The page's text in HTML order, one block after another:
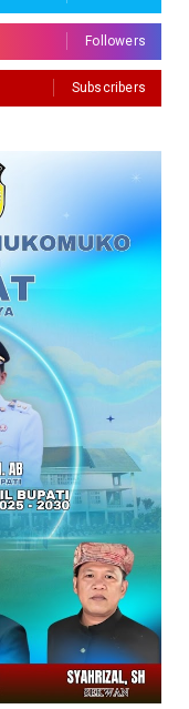
Followers
Subscribers